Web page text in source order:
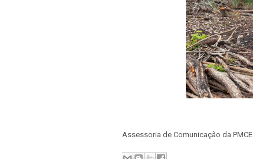
Assessoria de Comunicação da PMCE